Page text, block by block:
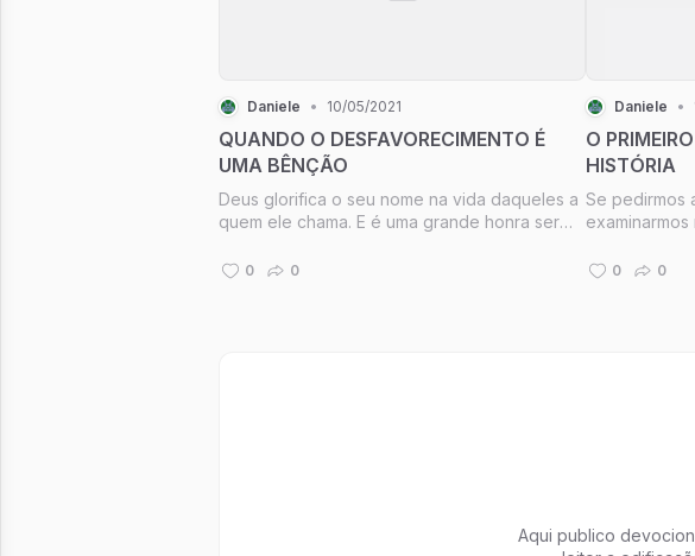
Daniele • 10/05/2021
QUANDO O DESFAVORECIMENTO É
UMA BÊNÇÃO
Deus glorifica o seu nome na vida daqueles a
quem ele chama. E é uma grande honra ser
escreve acerca da si mesmo. Essa é uma
0 0
Daniele •
O
HISTÓRIA
Se pedirmos
motivos
0 0
Aqui publico